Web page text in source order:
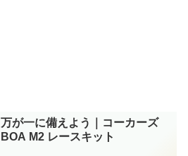
万が一に備えよう｜コーカーズ
BOA M2 レースキット